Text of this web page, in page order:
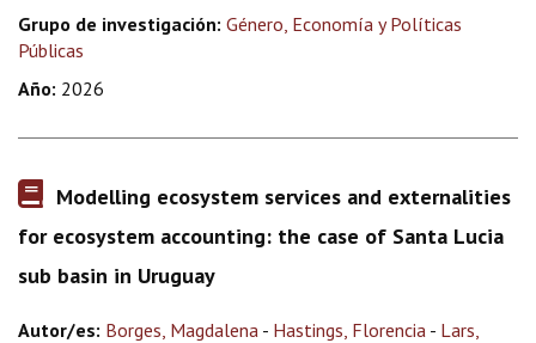
Grupo de investigación: Género, Economía y Políticas
Públicas
Año: 2026
Modelling ecosystem services and externalities
for ecosystem accounting: the case of Santa Lucia
sub basin in Uruguay
Autor/es: Borges, Magdalena - Hastings, Florencia - Lars,